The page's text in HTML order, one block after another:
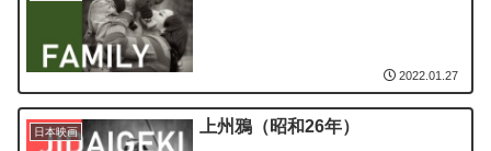
2022.01.27
日本映画 上州鴉（昭和26年）